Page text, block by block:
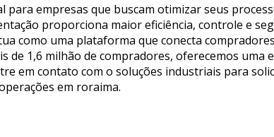
para empresas que buscam otimizar seus
proporciona maior eficiência, controle e
como uma plataforma que conecta
de 1,6 milhão de compradores, oferecemos uma
em contato com o soluções industriais para
em roraima.